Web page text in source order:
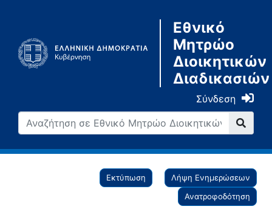
Εθνικό
Μητρώο
Διοικητικών
Διαδικασιών
Σύνδεση
Εκτύπωση
Λήψη Ενημερώσεων
Ανατροφοδότηση